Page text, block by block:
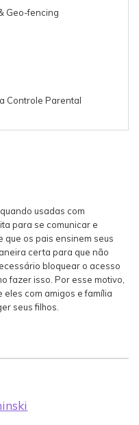
Geo-fencing
Controle Parental
usadas com
para se comunicar e
que os pais ensinem seus
certa para que não
bloquear o acesso
fazer isso. Por esse motivo,
com amigos e família
seus filhos.